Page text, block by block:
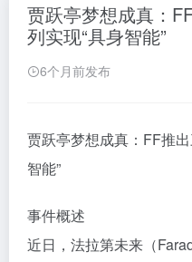
贾跃亭梦想成真：
列实现“具身智能”
6个月前发布
贾跃亭梦想成真：FF推
智能”
事件概述
近日，法拉第未来（